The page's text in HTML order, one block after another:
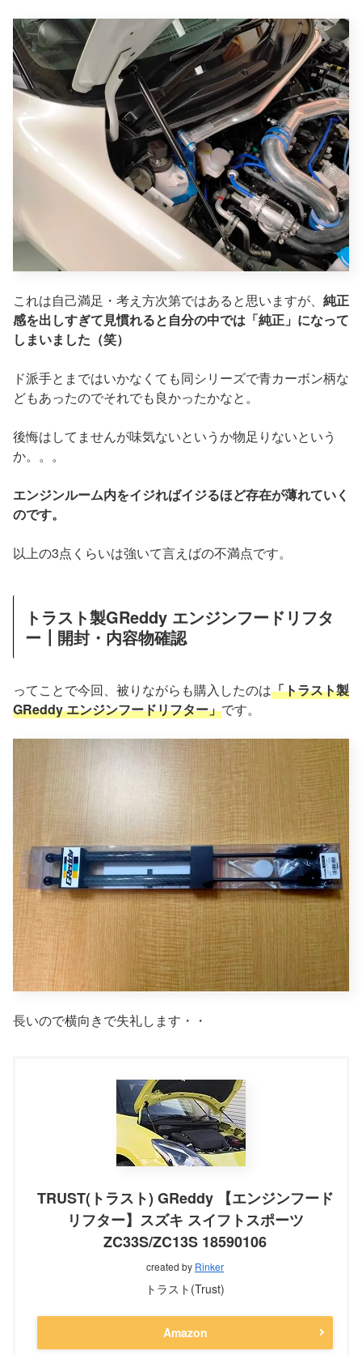
これは自己満足・考え方次第ではあると思いますが、 純正
感を出しすぎて見慣れると自分の中では「純正」になって
しまいました（笑）
ド派手とまではいかなくても同シリーズで青カーボン柄な
どもあったのでそれでも良かったかなと。
後悔はしてませんが味気ないというか物足りないという
か。。。
エンジンルーム内をイジればイジるほど存在が薄れていく
のです。
以上の3点くらいは強いて言えばの不満点です。
トラスト製GReddy エンジンフードリフタ
ー┃開封・内容物確認
ってことで今回、被りながらも購入したのは「トラスト製
GReddy エンジンフードリフター」です。
長いので横向きで失礼します・・
TRUST(トラスト) GReddy 【エンジンフード
リフター】スズキ スイフトスポーツ
ZC33S/ZC13S 18590106
created by Rinker
トラスト(Trust)
Amazon